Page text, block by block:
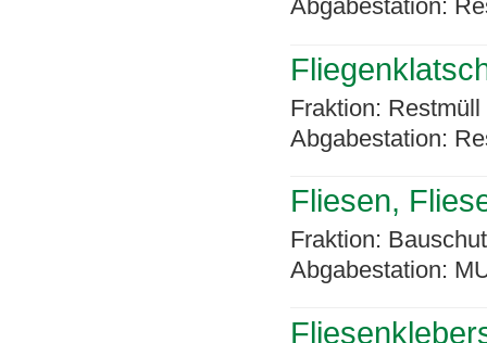
Abgabestation:
Fraktion: Restmüll
Abgabestation:
Fliesen,
Fraktion:
Abgabestation: